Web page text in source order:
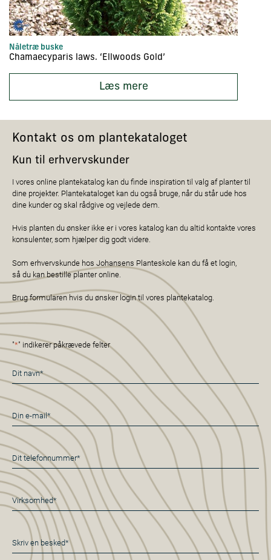
Nåletræ buske
Chamaecyparis laws. ‘Ellwoods Gold’
Læs mere
Kontakt os om plantekataloget
Kun til erhvervskunder
I vores online plantekatalog kan du finde inspiration til valg af planter til
dine projekter. Plantekataloget kan du også bruge, når du står ude hos
dine kunder og skal rådgive og vejlede dem.
Hvis planten du ønsker ikke er i vores katalog kan du altid kontakte vores
konsulenter, som hjælper dig godt videre.
Som erhvervskunde hos Johansens Planteskole kan du få et login,
så du kan bestille planter online.
Brug formularen hvis du ønsker login til vores plantekatalog.
"*" indikerer påkrævede felter
Navn
*
E-
mail
*
Telefon
*
Virksomhed*
*
Besked
*